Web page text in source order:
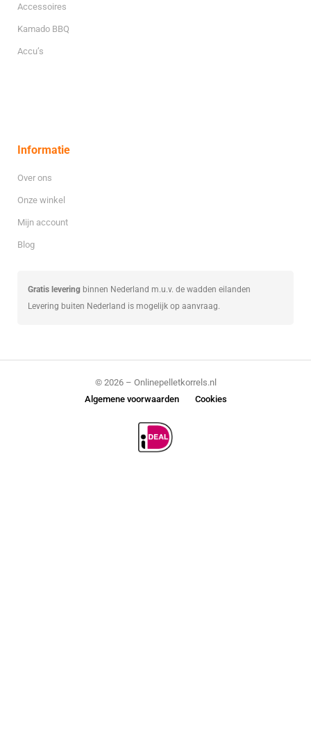
Accessoires
Kamado BBQ
Accu’s
Informatie
Over ons
Onze winkel
Mijn account
Blog
Gratis levering binnen Nederland m.u.v. de wadden eilanden
Levering buiten Nederland is mogelijk op aanvraag.
© 2026 – Onlinepelletkorrels.nl
Algemene voorwaarden
Cookies